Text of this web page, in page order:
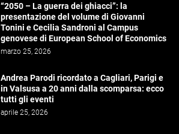
“2050 – La guerra dei ghiacci”: la
presentazione del volume di Giovanni
Tonini e Cecilia Sandroni al Campus
genovese di European School of Economics
marzo 25, 2026
Andrea Parodi ricordato a Cagliari, Parigi e
in Valsusa a 20 anni dalla scomparsa: ecco
tutti gli eventi
aprile 25, 2026